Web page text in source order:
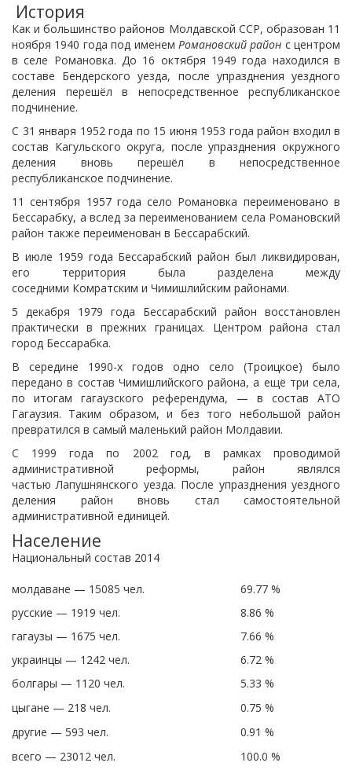
История
Как и большинство районов Молдавской ССР, образован 11
ноября 1940 года под именем Романовский район с центром
в селе Романовка. До 16 октября 1949 года находился в
составе Бендерского уезда, после упразднения уездного
деления перешёл в непосредственное республиканское
подчинение.
С 31 января 1952 года по 15 июня 1953 года район входил в
состав Кагульского округа, после упразднения окружного
деления вновь перешёл в непосредственное
республиканское подчинение.
11 сентября 1957 года село Романовка переименовано в
Бессарабку, а вслед за переименованием села Романовский
район также переименован в Бессарабский.
В июле 1959 года Бессарабский район был ликвидирован,
его территория была разделена между
соседними Комратским и Чимишлийским районами.
5 декабря 1979 года Бессарабский район восстановлен
практически в прежних границах. Центром района стал
город Бессарабка.
В середине 1990-х годов одно село (Троицкое) было
передано в состав Чимишлийского района, а ещё три села,
по итогам гагаузского референдума, — в состав АТО
Гагаузия. Таким образом, и без того небольшой район
превратился в самый маленький район Молдавии.
С 1999 года по 2002 год, в рамках проводимой
административной реформы, район являлся
частью Лапушнянского уезда. После упразднения уездного
деления район вновь стал самостоятельной
административной единицей.
Население
Национальный состав 2014
молдаване — 15085 чел.
69.77 %
русские — 1919 чел.
8.86 %
гагаузы — 1675 чел.
7.66 %
украинцы — 1242 чел.
6.72 %
болгары — 1120 чел.
5.33 %
цыгане — 218 чел.
0.75 %
другие — 593 чел.
0.91 %
всего — 23012 чел.
100.0 %